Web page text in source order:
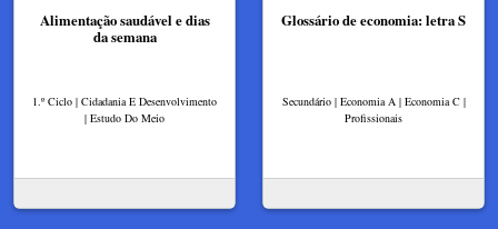
Alimentação saudável e dias
da semana
1.º Ciclo | Cidadania E Desenvolvimento
| Estudo Do Meio
Glossário de economia: letra S
Secundário | Economia A | Economia C |
Profissionais